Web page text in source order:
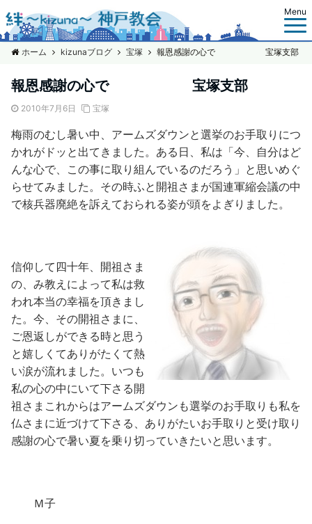
Menu
ホーム kizunaブログ 宝塚 報恩感謝の心で 宝塚支部
報恩感謝の心で 宝塚支部
2010年7月6日 宝塚
梅雨のむし暑い中、アームズダウンと選挙のお手取りにつ
かれがドッと出てきました。ある日、私は「今、自分はど
んな心で、この事に取り組んでいるのだろう」と思いめぐ
らせてみました。その時ふと開祖さまが国連軍縮会議の中
で核兵器廃絶を訴えておられる姿が頭をよぎりました。
信仰して四十年、開祖さま
の、み教えによって私は救
われ本当の幸福を頂きまし
た。今、その開祖さまに、
ご恩返しができる時と思う
と嬉しくてありがたくて熱
い涙が流れました。いつも
私の心の中にいて下さる開
祖さまこれからはアームズダウンも選挙のお手取りも私を
仏さまに近づけて下さる、ありがたいお手取りと受け取り
感謝の心で暑い夏を乗り切っていきたいと思います。
Ｍ子